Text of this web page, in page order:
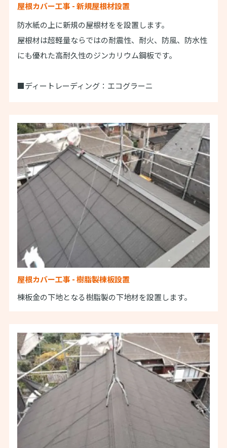
屋根カバー工事 - 新規屋根材設置
防水紙の上に新規の屋根材をを設置します。
屋根材は超軽量ならではの耐震性、耐火、防風、防水性
にも優れた高耐久性のジンカリウム鋼板です。
■ディートレーディング：エコグラーニ
屋根カバー工事 - 樹脂製棟板設置
棟板金の下地となる樹脂製の下地材を設置します。